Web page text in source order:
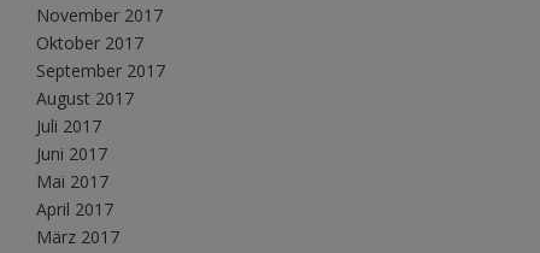
November 2017
Oktober 2017
September 2017
August 2017
Juli 2017
Juni 2017
Mai 2017
April 2017
März 2017